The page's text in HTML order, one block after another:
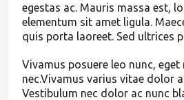
egestas ac. Mauris massa est,
elementum sit amet ligula.
quis porta laoreet. Sed ultrices
Vivamus posuere leo nunc,
nec.Vivamus varius vitae dolor
Vestibulum nec dolor ac nunc